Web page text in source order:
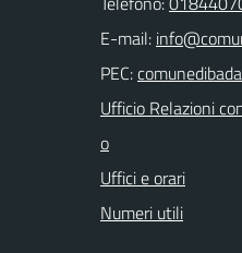
E-mail:
PEC:
Ufficio Relazioni
o
Uffici e orari
Numeri utili